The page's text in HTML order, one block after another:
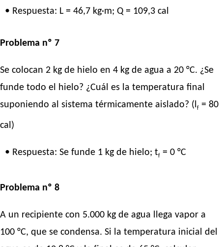
• Respuesta: L = 46,7 kg·m; Q = 109,3 cal
Problema nº 7
Se colocan 2 kg de hielo en 4 kg de agua a 20 °C. ¿Se
funde todo el hielo? ¿Cuál es la temperatura final
suponiendo al sistema térmicamente aislado? (l f = 80
cal)
• Respuesta: Se funde 1 kg de hielo; tf = 0 °C
Problema nº 8
A un recipiente con 5.000 kg de agua llega vapor a
100 °C, que se condensa. Si la temperatura inicial del